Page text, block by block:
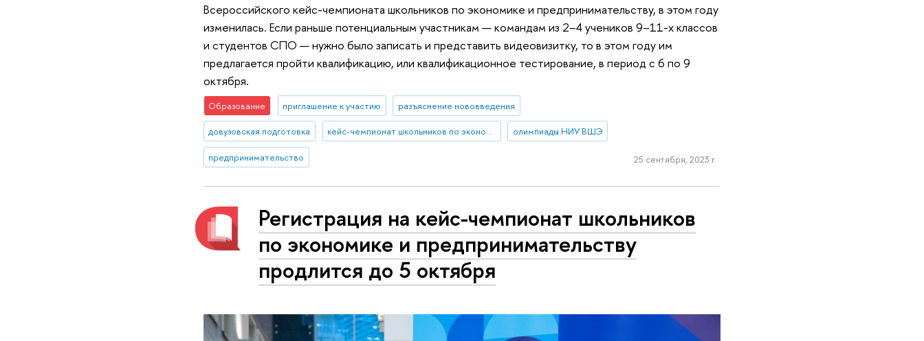
Всероссийского кейс-чемпионата школьников по экономике и предпринимательству, в этом году
изменилась. Если раньше потенциальным участникам — командам из 2–4 учеников 9–11-х классов
и студентов СПО — нужно было записать и представить видеовизитку, то в этом году им
предлагается пройти квалификацию, или квалификационное тестирование, в период с 6 по 9
октября.
Образование приглашение к участию разъяснение нововведения
довузовская подготовка кейс-чемпионат школьников по экономике и предпринимательству олимпиады НИУ ВШЭ
предпринимательство 25 сентября, 2023 г.
Регистрация на кейс-чемпионат школьников
по экономике и предпринимательству
продлится до 5 октября